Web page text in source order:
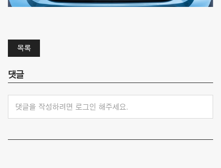
목록
댓글
댓글을 작성하려면 로그인 해주세요.